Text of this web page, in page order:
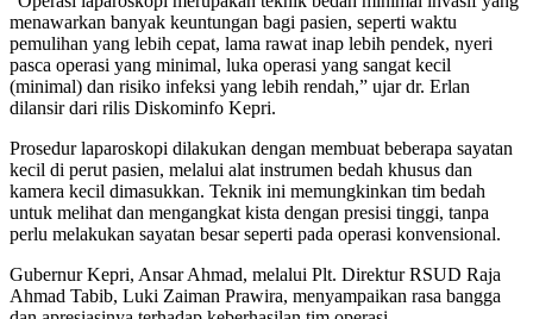
menawarkan banyak keuntungan bagi pasien, seperti waktu
pemulihan yang lebih cepat, lama rawat inap lebih pendek, nyeri
pasca operasi yang minimal, luka operasi yang sangat kecil
(minimal) dan risiko infeksi yang lebih rendah,” ujar dr. Erlan
dilansir dari rilis Diskominfo Kepri.
Prosedur laparoskopi dilakukan dengan membuat beberapa sayatan
kecil di perut pasien, melalui alat instrumen bedah khusus dan
kamera kecil dimasukkan. Teknik ini memungkinkan tim bedah
untuk melihat dan mengangkat kista dengan presisi tinggi, tanpa
perlu melakukan sayatan besar seperti pada operasi konvensional.
Gubernur Kepri, Ansar Ahmad, melalui Plt. Direktur RSUD Raja
Ahmad Tabib, Luki Zaiman Prawira, menyampaikan rasa bangga